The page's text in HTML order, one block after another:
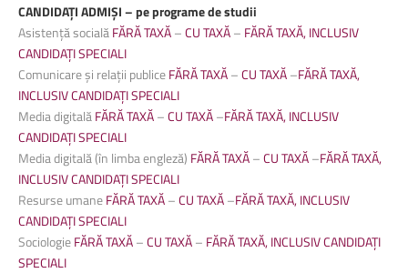
CANDIDAȚI ADMIȘI – pe programe de studii
Asistență socialăFĂRĂ TAXĂ–CU TAXĂ– FĂRĂ TAXĂ, INCLUSIV
CANDIDAȚI SPECIALI
Comunicare și relații publiceFĂRĂ TAXĂ–CU TAXĂ–FĂRĂ TAXĂ,
INCLUSIV CANDIDAȚI SPECIALI
Media digitalăFĂRĂ TAXĂ–CU TAXĂ–FĂRĂ TAXĂ, INCLUSIV
CANDIDAȚI SPECIALI
Media digitală (în limba engleză) FĂRĂ TAXĂ–CU TAXĂ–FĂRĂ TAXĂ,
INCLUSIV CANDIDAȚI SPECIALI
Resurse umaneFĂRĂ TAXĂ–CU TAXĂ–FĂRĂ TAXĂ, INCLUSIV
CANDIDAȚI SPECIALI
SociologieFĂRĂ TAXĂ–CU TAXĂ– FĂRĂ TAXĂ, INCLUSIV CANDIDAȚI
SPECIALI